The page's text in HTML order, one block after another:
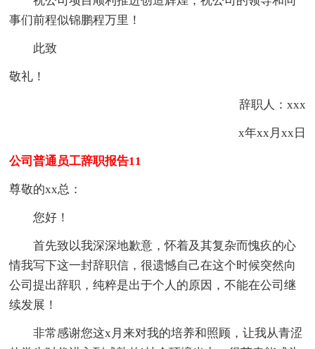
事们前程似锦鹏程万里！
此致
敬礼！
辞职人：xxx
x年xx月xx日
公司普通员工辞职报告11
尊敬的xx总：
您好！
首先致以我深深地歉意，怀着及其复杂而愧疚的心
情我写下这一封辞职信，很遗憾自己在这个时候突然向
公司提出辞职，纯粹是出于个人的原因，不能在公司继
续发展！
非常感谢您这x月来对我的培养和照顾，让我从青涩